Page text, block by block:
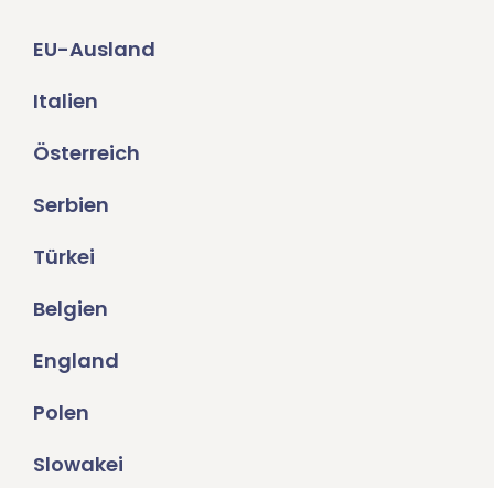
EU-Ausland
Italien
Österreich
Serbien
Türkei
Belgien
England
Polen
Slowakei